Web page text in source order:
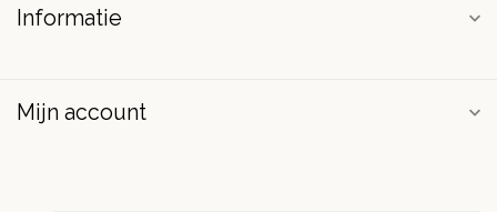
Informatie
Mijn account